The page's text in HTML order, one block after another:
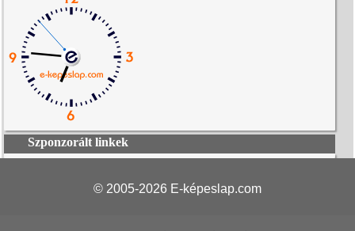
Szponzorált linkek
© 2005-2026 E-képeslap.com